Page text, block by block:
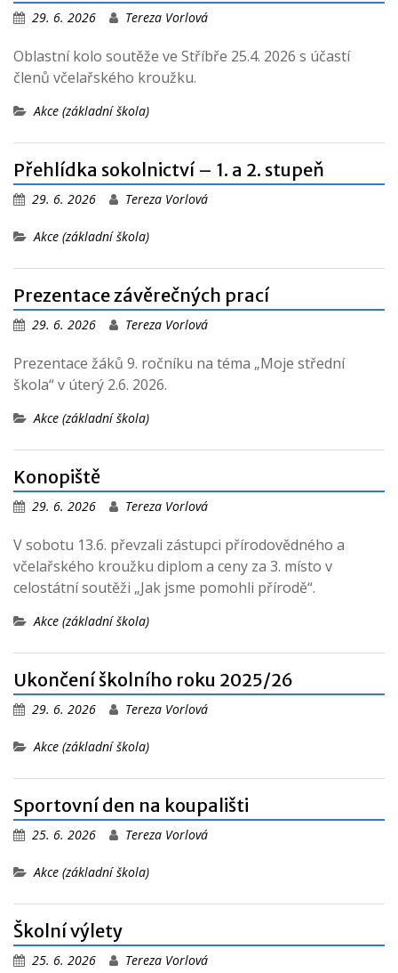
29. 6. 2026 Tereza Vorlová
Oblastní kolo soutěže ve Stříbře 25.4. 2026 s účastí
členů včelařského kroužku.
Akce (základní škola)
Přehlídka sokolnictví – 1. a 2. stupeň
29. 6. 2026 Tereza Vorlová
Akce (základní škola)
Prezentace závěrečných prací
29. 6. 2026 Tereza Vorlová
Prezentace žáků 9. ročníku na téma „Moje střední
škola“ v úterý 2.6. 2026.
Akce (základní škola)
Konopiště
29. 6. 2026 Tereza Vorlová
V sobotu 13.6. převzali zástupci přírodovědného a
včelařského kroužku diplom a ceny za 3. místo v
celostátní soutěži „Jak jsme pomohli přírodě“.
Akce (základní škola)
Ukončení školního roku 2025/26
29. 6. 2026 Tereza Vorlová
Akce (základní škola)
Sportovní den na koupališti
25. 6. 2026 Tereza Vorlová
Akce (základní škola)
Školní výlety
25. 6. 2026 Tereza Vorlová